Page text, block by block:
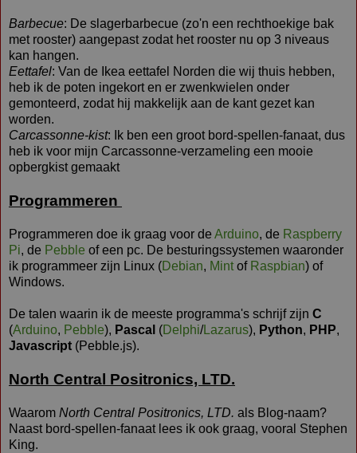
Barbecue: De slagerbarbecue (zo'n een rechthoekige bak
met rooster) aangepast zodat het rooster nu op 3 niveaus
kan hangen.
Eettafel: Van de Ikea eettafel Norden die wij thuis hebben,
heb ik de poten ingekort en er zwenkwielen onder
gemonteerd, zodat hij makkelijk aan de kant gezet kan
worden.
Carcassonne-kist: Ik ben een groot bord-spellen-fanaat, dus
heb ik voor mijn Carcassonne-verzameling een mooie
opbergkist gemaakt
Programmeren
Programmeren doe ik graag voor de Arduino, de Raspberry
Pi, de Pebble of een pc. De besturingssystemen waaronder
ik programmeer zijn Linux (Debian, Mint of Raspbian) of
Windows.
De talen waarin ik de meeste programma's schrijf zijn C
(Arduino, Pebble), Pascal (Delphi/Lazarus), Python, PHP,
Javascript (Pebble.js).
North Central Positronics, LTD.
Waarom North Central Positronics, LTD. als Blog-naam?
Naast bord-spellen-fanaat lees ik ook graag, vooral Stephen
King.